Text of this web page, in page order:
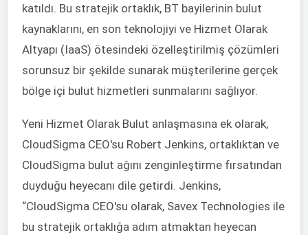
katıldı. Bu stratejik ortaklık, BT bayilerinin bulut
kaynaklarını, en son teknolojiyi ve Hizmet Olarak
Altyapı (IaaS) ötesindeki özelleştirilmiş çözümleri
sorunsuz bir şekilde sunarak müşterilerine gerçek
bölge içi bulut hizmetleri sunmalarını sağlıyor.
Yeni Hizmet Olarak Bulut anlaşmasına ek olarak,
CloudSigma CEO'su Robert Jenkins, ortaklıktan ve
CloudSigma bulut ağını zenginleştirme fırsatından
duyduğu heyecanı dile getirdi. Jenkins,
“CloudSigma CEO'su olarak, Savex Technologies ile
bu stratejik ortaklığa adım atmaktan heyecan